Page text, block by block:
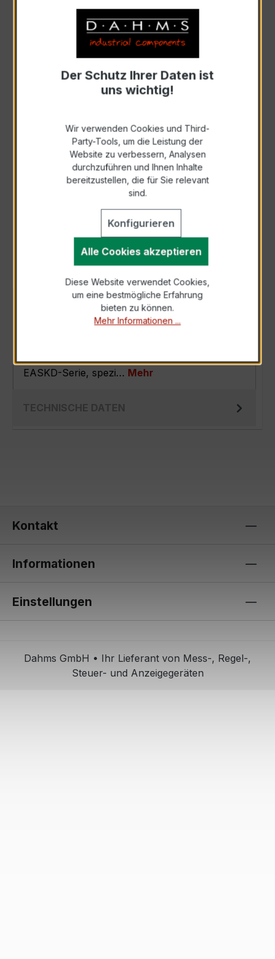
Auswahl zurücksetzen
Art. Nr.:46736
Zur Sammelanfrage hinzufügen
Anfrage telefonisch
Als PDF exportieren
Der EASKD 31.8 3x300/1A 5VA Kl.0,2 ist ein
Verrechnungsstromwandler der bewährten
EASKD-Serie, spezi… Mehr
TECHNISCHE DATEN
Kontakt
Informationen
Einstellungen
Dahms GmbH • Ihr Lieferant von Mess-, Regel-,
Steuer- und Anzeigegeräten
Der Schutz Ihrer Daten ist
uns wichtig!
Wir verwenden Cookies und Third-
Party-Tools, um die Leistung der
Website zu verbessern, Analysen
durchzuführen und Ihnen Inhalte
bereitzustellen, die für Sie relevant
sind.
Konfigurieren
Alle Cookies akzeptieren
Diese Website verwendet Cookies,
um eine bestmögliche Erfahrung
bieten zu können.
Mehr Informationen ...